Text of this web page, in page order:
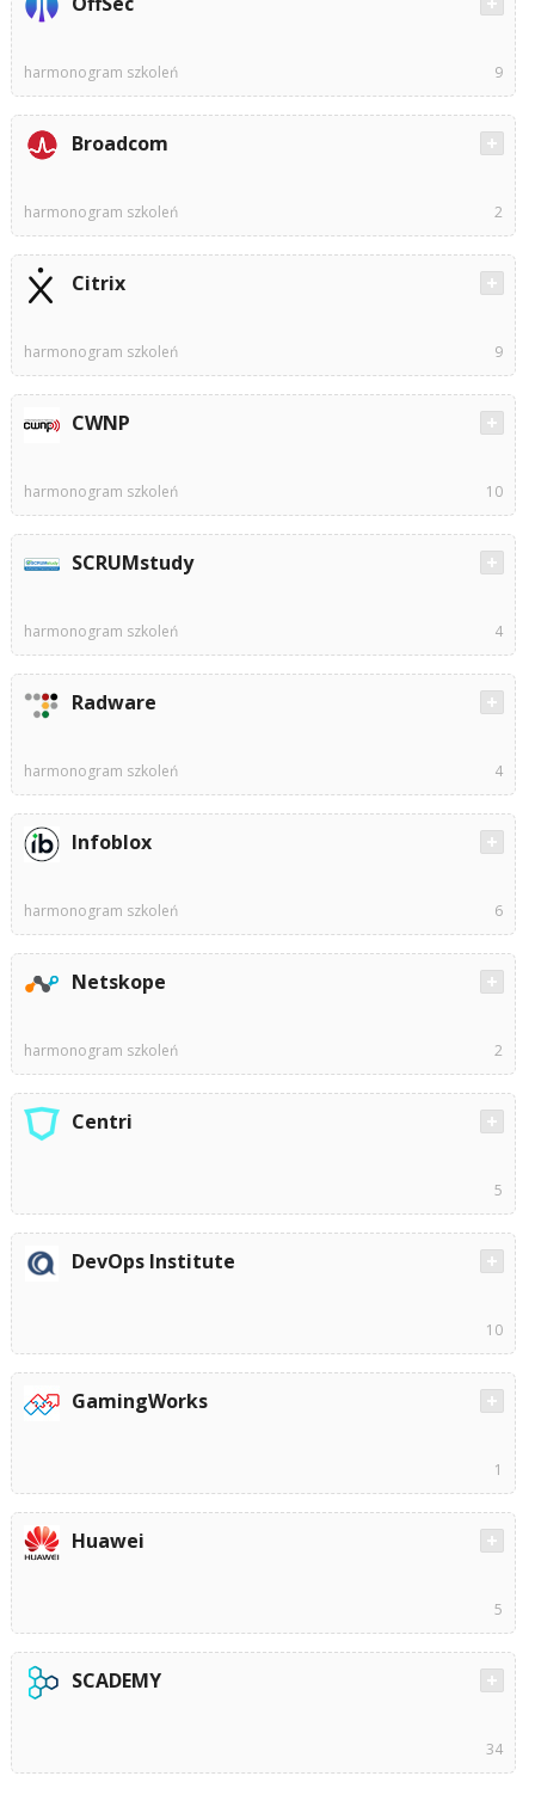
harmonogram szkoleń 9
Broadcom
harmonogram szkoleń 2
Citrix
harmonogram szkoleń 9
CWNP
harmonogram szkoleń 10
SCRUMstudy
harmonogram szkoleń 4
Radware
harmonogram szkoleń 4
Infoblox
harmonogram szkoleń 6
Netskope
harmonogram szkoleń 2
Centri
5
DevOps Institute
10
GamingWorks
1
Huawei
5
SCADEMY
34